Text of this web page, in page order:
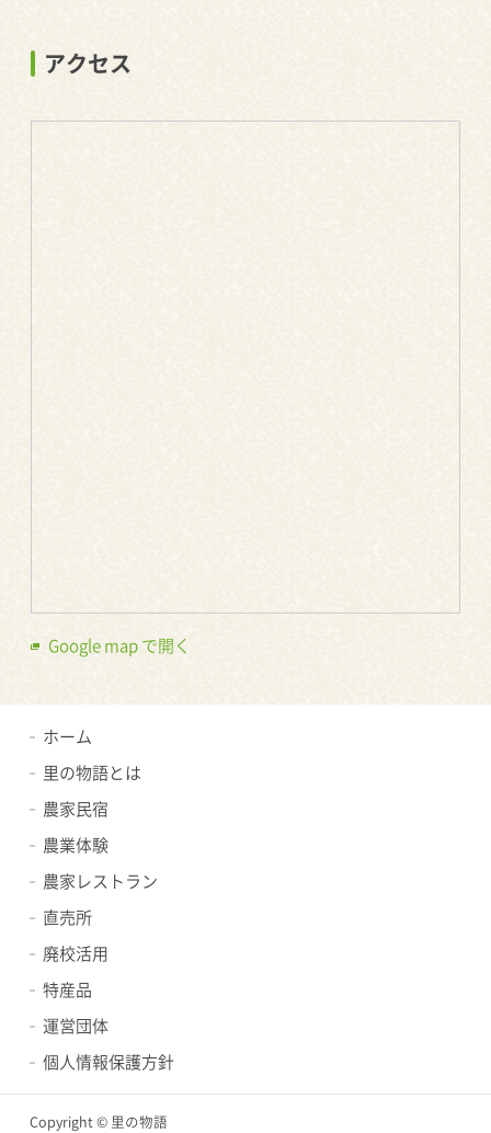
アクセス
Google map で開く
ホーム
里の物語とは
農家民宿
農業体験
農家レストラン
直売所
廃校活用
特産品
運営団体
個人情報保護方針
Copyright © 里の物語